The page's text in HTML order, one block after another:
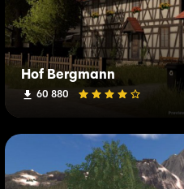
Hof Bergmann
60 880